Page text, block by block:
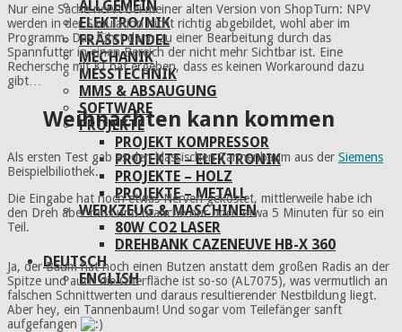
ALLGEMEIN
ELEKTRO/NIK
FRÄSSPINDEL
MECHANIK
MESSTECHNIK
MMS & ABSAUGUNG
SOFTWARE
PROJEKTE
PROJEKT KOMPRESSOR
PROJEKTE – ELEKTRONIK
PROJEKTE – HOLZ
PROJEKTE – METALL
WERKZEUG & MASCHINEN
80W CO2 LASER
DREHBANK CAZENEUVE HB-X 360
DEUTSCH
ENGLISH
Nur eine Sache nervt bei meiner alten Version von ShopTurn: NPV
werden in der Simulation nicht richtig abgebildet, wohl aber im
Programm. Das führt dann zu einer Bearbeitung durch das
Spannfutter in einen Bereich der nicht mehr Sichtbar ist. Eine
Rechersche mitKIhat ergeben, dass es keinen Workaround dazu
gibt…
Weihnachten kann kommen
Als ersten Test gab es den klassischen Tannenbaum aus der Siemens
Beispielbiliothek.
Die Eingabe hat noch etwas Nerven gekostet, mittlerweile habe ich
den Dreh aber raus und brauche nur noch etwa 5 Minuten für so ein
Teil.
Ja, der Baum hat noch einen Butzen anstatt dem großen Radis an der
Spitze und auch die Oberfläche ist so-so (AL7075), was vermutlich an
falschen Schnittwerten und daraus resultierender Nestbildung liegt.
Aber hey, ein Tannenbaum! Und sogar vom Teilefänger sanft
aufgefangen